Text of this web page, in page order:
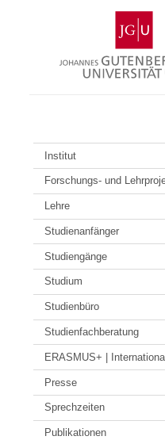
Gutenberg-
Universität
Mainz
Institut
Forschungs- und
Lehre
Studienanfänger
Studiengänge
Studium
Studienbüro
Studienfachberatung
ERASMUS+ |
Presse
Sprechzeiten
Publikationen